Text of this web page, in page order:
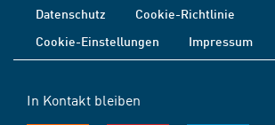
Datenschutz
Cookie-Richtlinie
Cookie-Einstellungen
Impressum
In Kontakt bleiben